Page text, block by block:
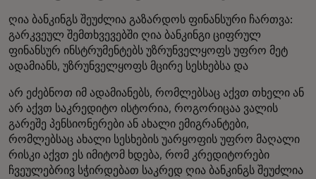
ღია ბანკინგს შეუძლია გაზარდოს ფინანსური ჩართვა:
გარკვეულ შემთხვევებში ღია ბანკინგი ციფრულ
ფინანსურ ინსტრუმენტებს უზრუნველყოფს უფრო მეტ
ადამიანს, უზრუნველყოფს მცირე სესხებსა და
არ ეძებნოთ იმ ადამიანებს, რომლებსაც აქვთ თხელი ან
არ აქვთ საკრედიტო ისტორია, როგორიცაა ვალის
გარეშე პენსიონერები ან ახალი ემიგრანტები,
რომლებსაც ახალი სესხების უარყოფის უფრო მაღალი
რისკი აქვთ ეს იმიტომ ხდება, რომ კრედიტორები
ჩვეულებრივ სჭირდებათ საკრედ ღია ბანკინგს შეუძლია